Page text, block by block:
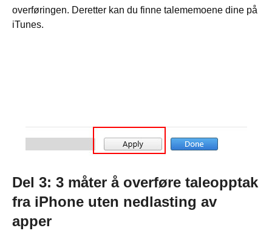
overføringen. Deretter kan du finne talememoene dine på
iTunes.
Del 3: 3 måter å overføre taleopptak
fra iPhone uten nedlasting av
apper